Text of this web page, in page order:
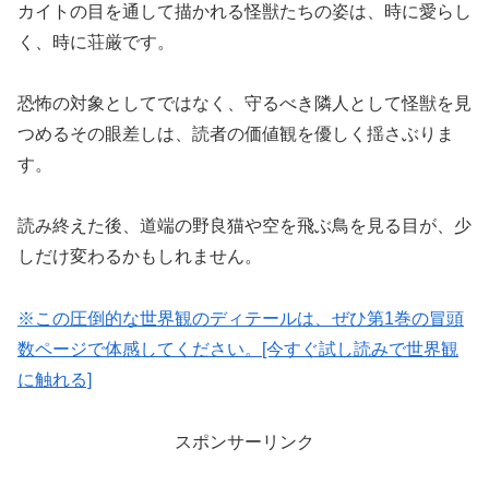
カイトの目を通して描かれる怪獣たちの姿は、時に愛らし
く、時に荘厳です。
恐怖の対象としてではなく、守るべき隣人として怪獣を見
つめるその眼差しは、読者の価値観を優しく揺さぶりま
す。
読み終えた後、道端の野良猫や空を飛ぶ鳥を見る目が、少
しだけ変わるかもしれません。
※この圧倒的な世界観のディテールは、ぜひ第1巻の冒頭
数ページで体感してください。[今すぐ試し読みで世界観
に触れる]
スポンサーリンク